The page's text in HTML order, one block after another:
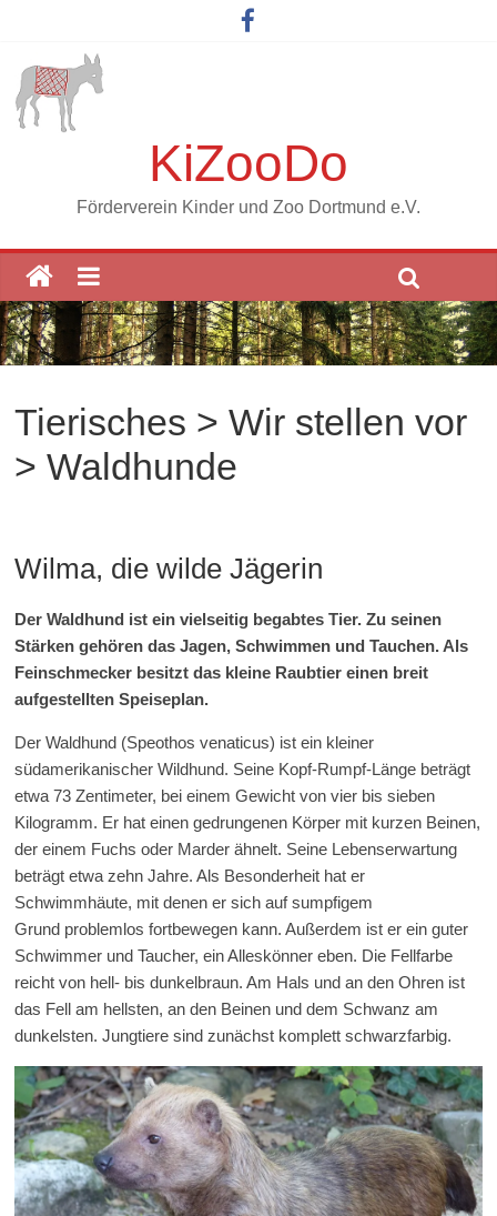
KiZooDo
Förderverein Kinder und Zoo Dortmund e.V.
Tierisches > Wir stellen vor
> Waldhunde
Wilma, die wilde Jägerin
Der Waldhund ist ein vielseitig begabtes Tier. Zu seinen
Stärken gehören dasJagen, Schwimmen und Tauchen. Als
Feinschmecker besitztdas kleine Raubtier einen breit
aufgestellten Speiseplan.
Der Waldhund (Speothos venaticus) ist ein kleiner
südamerikanischer Wildhund. Seine Kopf-Rumpf-Länge beträgt
etwa 73 Zentimeter, bei einem Gewicht von vier bis sieben
Kilogramm. Er hat einen gedrungenen Körper mit kurzen Beinen,
der einem Fuchs oder Marder ähnelt. Seine Lebenserwartung
beträgt etwa zehn Jahre. Als Besonderheit hat er
Schwimmhäute, mit denen er sich auf sumpfigem
Grund problemlos fortbewegen kann. Außerdem ist er ein guter
Schwimmer und Taucher, ein Alleskönner eben. Die Fellfarbe
reicht von hell- bis dunkelbraun. Am Hals und an den Ohren ist
das Fell am hellsten, an den Beinen und dem Schwanz am
dunkelsten. Jungtiere sind zunächst komplett schwarzfarbig.